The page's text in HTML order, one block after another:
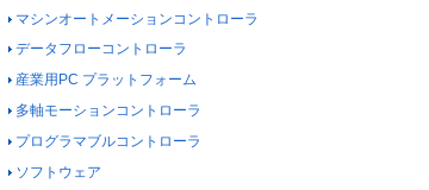
マシンオートメーションコントローラ
データフローコントローラ
産業用PC プラットフォーム
多軸モーションコントローラ
プログラマブルコントローラ
ソフトウェア